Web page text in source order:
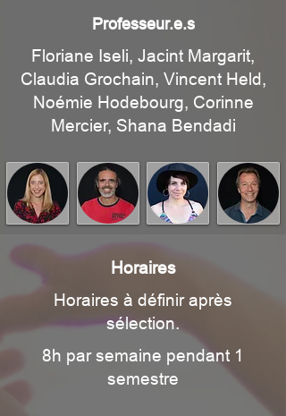
Professeur.e.s
Floriane Iseli, Jacint Margarit,
Claudia Grochain, Vincent Held,
Noémie Hodebourg, Corinne
Mercier, Shana Bendadi
Horaires
Horaires à définir après
sélection.
8h par semaine pendant 1
semestre